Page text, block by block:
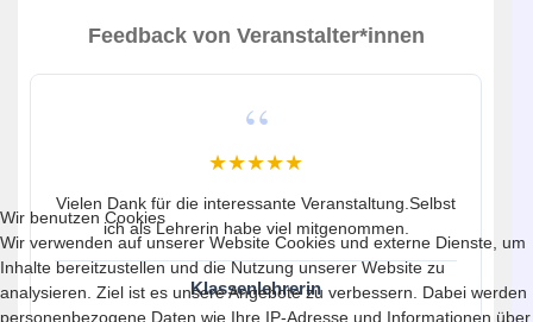
Feedback von Veranstalter*innen
★★★★★
Vielen Dank für die interessante Veranstaltung.Selbst
ich als Lehrerin habe viel mitgenommen.
Klassenlehrerin
Wir benutzen Cookies
Wir verwenden auf unserer Website Cookies und externe Dienste, um
Inhalte bereitzustellen und die Nutzung unserer Website zu
analysieren. Ziel ist es unsere Angebote zu verbessern. Dabei werden
personenbezogene Daten wie Ihre IP-Adresse und Informationen über